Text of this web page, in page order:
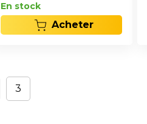
En stock
Acheter
3